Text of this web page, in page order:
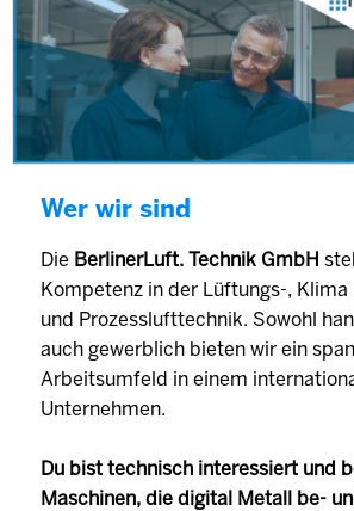
Wer wir sind
Die BerlinerLuft. Technik GmbH
Kompetenz in der Lüftungs-, Klima
und Prozesslufttechnik. Sowohl
auch gewerblich bieten wir ein
Arbeitsumfeld in einem
Unternehmen.
Du bist technisch interessiert und
Maschinen, die digital Metall be-